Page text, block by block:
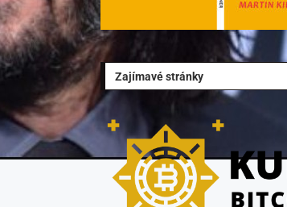
Zajímavé stránky